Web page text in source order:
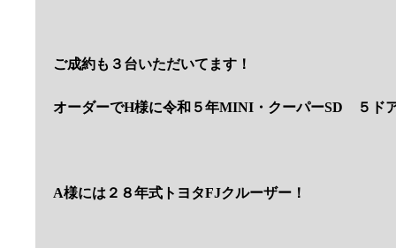
ご成約も３台いただいてます！
オーダーでH様に令和５年MINI・クーパーSD ５ド
A様には２８年式トヨタFJクルーザー！